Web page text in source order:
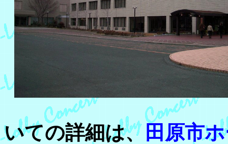
いての詳細は、 田原市